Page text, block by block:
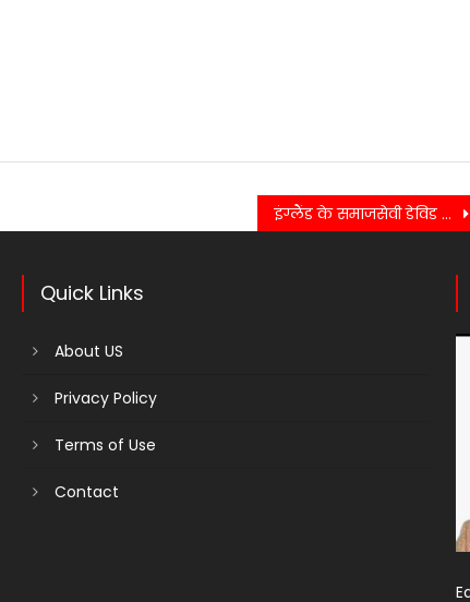
इंग्लैंड के समाजसेवी डेविड हापकिंस को बागेश्वर में अंतिम विदाई, बेटी ने दी मुखाग्नि….
Quick Links
About US
Privacy Policy
Terms of Use
Contact